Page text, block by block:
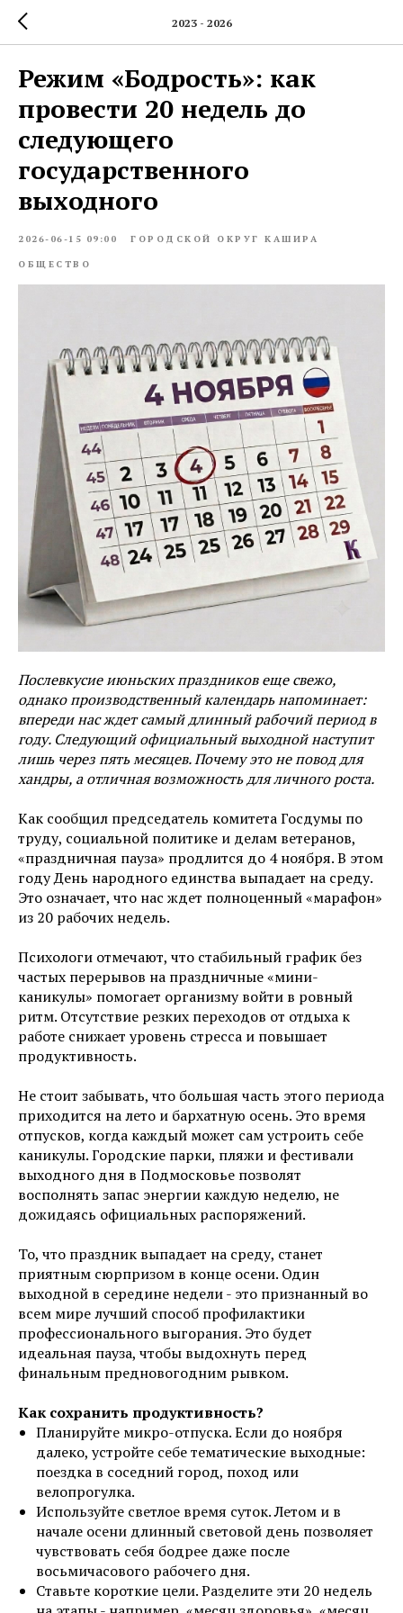
2023 - 2026
Режим «Бодрость»: как
провести 20 недель до
следующего
государственного
выходного
2026-06-15 09:00 ГОРОДСКОЙ ОКРУГ КАШИРА
ОБЩЕСТВО
Послевкусие июньских праздников еще свежо,
однако производственный календарь напоминает:
впереди нас ждет самый длинный рабочий период в
году. Следующий официальный выходной наступит
лишь через пять месяцев. Почему это не повод для
хандры, а отличная возможность для личного роста.
Как сообщил председатель комитета Госдумы по
труду, социальной политике и делам ветеранов,
«праздничная пауза» продлится до 4 ноября. В этом
году День народного единства выпадает на среду.
Это означает, что нас ждет полноценный «марафон»
из 20 рабочих недель.
Психологи отмечают, что стабильный график без
частых перерывов на праздничные «мини-
каникулы» помогает организму войти в ровный
ритм. Отсутствие резких переходов от отдыха к
работе снижает уровень стресса и повышает
продуктивность.
Не стоит забывать, что большая часть этого периода
приходится на лето и бархатную осень. Это время
отпусков, когда каждый может сам устроить себе
каникулы. Городские парки, пляжи и фестивали
выходного дня в Подмосковье позволят
восполнять запас энергии каждую неделю, не
дожидаясь официальных распоряжений.
То, что праздник выпадает на среду, станет
приятным сюрпризом в конце осени. Один
выходной в середине недели - это признанный во
всем мире лучший способ профилактики
профессионального выгорания. Это будет
идеальная пауза, чтобы выдохнуть перед
финальным предновогодним рывком.
Как сохранить продуктивность?
Планируйте микро-отпуска. Если до ноября
далеко, устройте себе тематические выходные:
поездка в соседний город, поход или
велопрогулка.
Используйте светлое время суток. Летом и в
начале осени длинный световой день позволяет
чувствовать себя бодрее даже после
восьмичасового рабочего дня.
Ставьте короткие цели. Разделите эти 20 недель